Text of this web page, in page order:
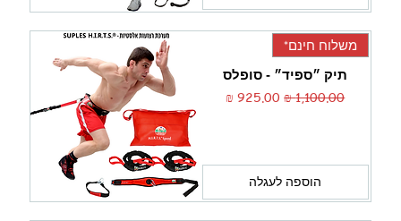
משלוח חינם*
תיק ״ספיד״ - סופלס
מחיר רגיל‏1,100.00 ‏₪ מחיר מבצע
הוספה לעגלה